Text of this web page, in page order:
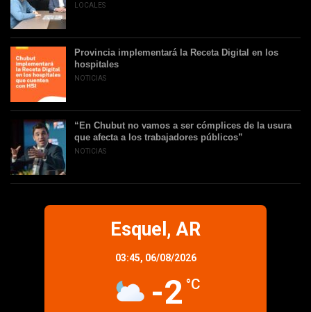
LOCALES
Provincia implementará la Receta Digital en los
hospitales
NOTICIAS
“En Chubut no vamos a ser cómplices de la usura
que afecta a los trabajadores públicos”
NOTICIAS
Esquel, AR
03:45, 06/08/2026
-2 °C